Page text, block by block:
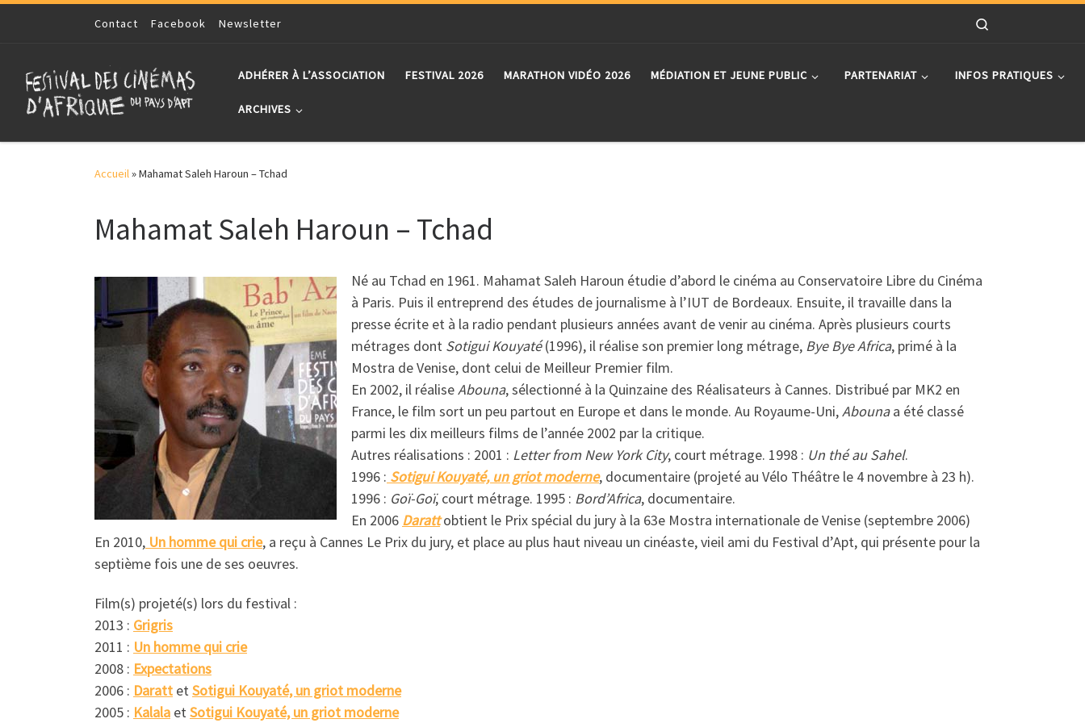
Skip to contentContact Facebook Newsletter
ADHÉRER À L’ASSOCIATION FESTIVAL 2026 MARATHON VIDÉO 2026 MÉDIATION ET JEUNE PUBLIC PARTENARIAT INFOS PRATIQUES
ARCHIVES
Accueil»Mahamat Saleh Haroun – Tchad
Mahamat Saleh Haroun – Tchad
Né au Tchad en 1961. Mahamat Saleh Haroun étudie d’abord le cinéma au Conservatoire Libre du Cinéma
à Paris. Puis il entreprend des études de journalisme à l’IUT de Bordeaux. Ensuite, il travaille dans la
presse écrite et à la radio pendant plusieurs années avant de venir au cinéma. Après plusieurs courts
métrages dont Sotigui Kouyaté(1996), il réalise son premier long métrage, Bye Bye Africa, primé à la
Mostra de Venise, dont celui de Meilleur Premier film.
En 2002, il réaliseAbouna, sélectionné à la Quinzaine des Réalisateurs à Cannes. Distribué par MK2 en
France, le film sort un peu partout en Europe et dans le monde. Au Royaume-Uni,Abounaa été classé
parmi les dix meilleurs films de l’année 2002 par la critique.
Autres réalisations : 2001 : Letter from New York City, court métrage. 1998 : Un thé au Sahel.
1996 : Sotigui Kouyaté, un griot moderne, documentaire (projeté au Vélo Théâtre le 4 novembre à 23 h).
1996 : Goï-Goï, court métrage. 1995 : Bord’Africa, documentaire.
En 2006 Darattobtient le Prix spécial du jury à la 63e Mostra internationale de Venise (septembre 2006)
En 2010, Un homme qui crie, a reçu à Cannes Le Prix du jury, et place au plus haut niveau un cinéaste, vieil ami du Festival d’Apt, qui présente pour la
septième fois une de ses oeuvres.
Film(s) projeté(s) lors du festival :
2013 : Grigris
2011 : Un homme qui crie
2008 : Expectations
2006 : Daratt etSotigui Kouyaté, un griot moderne
2005 : Kalala etSotigui Kouyaté, un griot moderne